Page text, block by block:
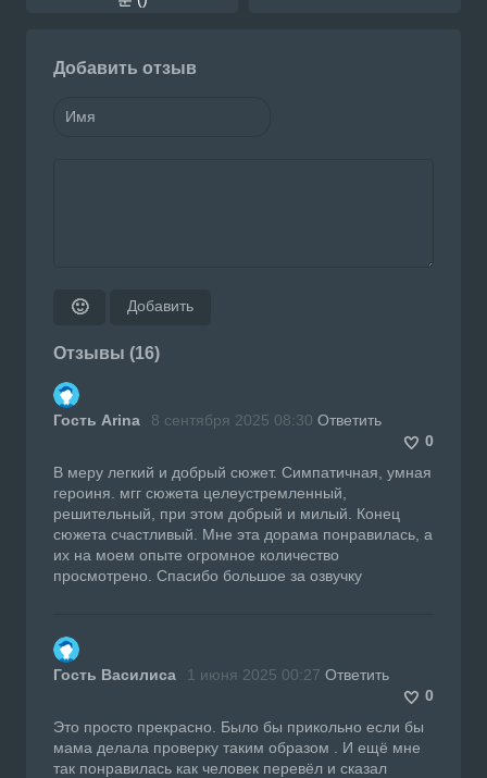
Добавить отзыв
🙂 Добавить
Отзывы (16)
Гость Arina 8 сентября 2025 08:30 Ответить
0
В меру легкий и добрый сюжет. Симпатичная, умная
героиня. мгг сюжета целеустремленный,
решительный, при этом добрый и милый. Конец
сюжета счастливый. Мне эта дорама понравилась, а
их на моем опыте огромное количество
просмотрено. Спасибо большое за озвучку
Гость Василиса 1 июня 2025 00:27 Ответить
0
Это просто прекрасно. Было бы прикольно если бы
мама делала проверку таким образом . И ещё мне
так понравилась как человек перевёл и сказал